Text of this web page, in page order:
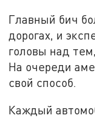
Главный бич
дорогах, и
головы над
На очереди
свой способ.
Каждый